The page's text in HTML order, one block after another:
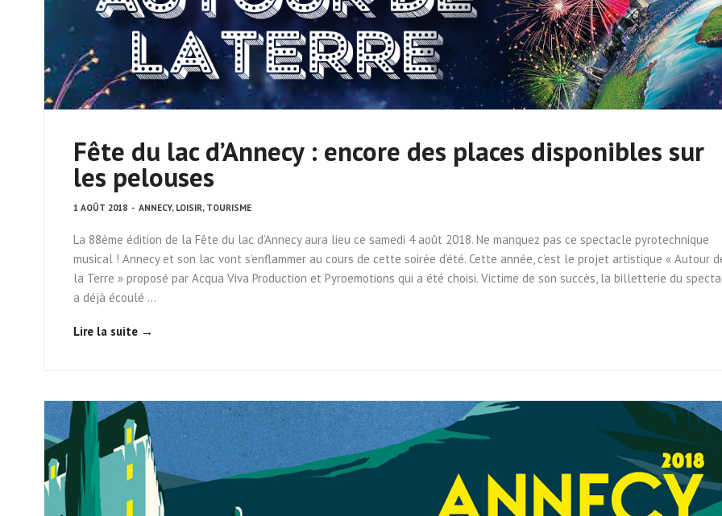
Fête du lac d’Annecy : encore des places disponibles sur
les pelouses
1 AOÛT 2018 - ANNECY, LOISIR, TOURISME
La 88ème édition de la Fête du lac d’Annecy aura lieu ce samedi 4 août 2018. Ne manquez pas ce spectacle pyrotechnique
musical ! Annecy et son lac vont s’enflammer au cours de cette soirée d’été. Cette année, c’est le projet artistique « Autour
la Terre » proposé par Acqua Viva Production et Pyroemotions qui a été choisi. Victime de son succès, la billetterie du
a déjà écoulé …
Lire la suite →